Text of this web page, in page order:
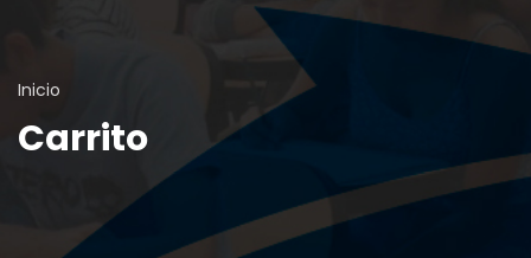
Inicio
Carrito